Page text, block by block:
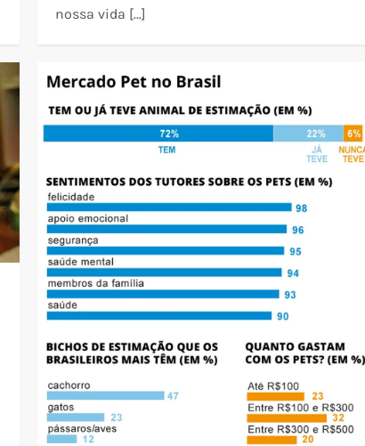
nossa vida […]